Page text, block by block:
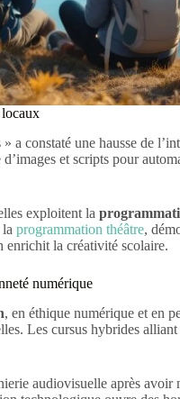
locaux
constaté une hausse de
et scripts pour
exploitent la
programmation théâtre,
enrichit la créativité scolaire.
numérique
, en éthique numérique et en
Les cursus hybrides
audiovisuelle après